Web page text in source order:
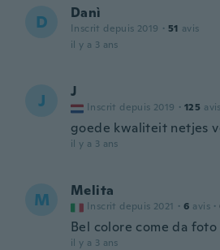
D Danì
Inscrit depuis 2019 · 51 avis
il y a 3 ans
J J
Inscrit depuis 2019 · 125 avis
goede kwaliteit netjes
il y a 3 ans
M Melita
Inscrit depuis 2021 · 6 avis ·
Bel colore come da foto
il y a 3 ans